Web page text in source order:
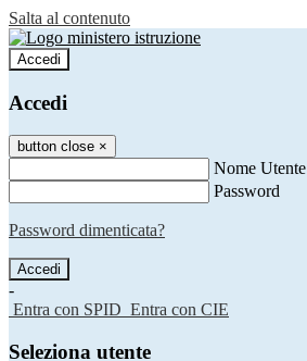
Salta al contenuto
Accedi
Accedi
button close ×
Nome Utente
Password
Password dimenticata?
-
Entra con SPID Entra con CIE
Seleziona utente